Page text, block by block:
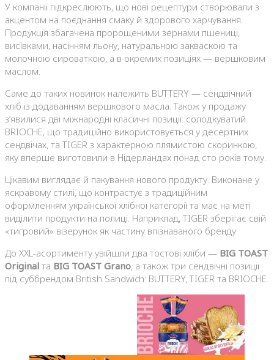
У компанії підкреслюють, що нові рецептури створювали з
акцентом на поєднання смаку й здорового харчування.
Продукція збагачена пророщеними зернами пшениці,
висівками, насінням льону, натуральною закваскою та
молочною сироваткою, а в окремих позиціях — вершковим
маслом.
Саме до таких новинок належить BUTTERY — сендвічний
хліб із додаванням вершкового масла. Також у продажу
з’явилися дві міжнародні класичні позиції: солодкуватий
BRIOCHE, що традиційно використовується у десертних
сендвічах, та TIGER з характерною плямистою скоринкою,
яку вперше виготовили в Нідерландах понад сто років тому.
Цікавим виглядає й пакування нового продукту. Виконане у
яскравому стилі, що контрастує з традиційним
оформленням української хлібної категорії та має на меті
виділити продукти на полиці. Наприклад, TIGER зберігає свій
«тигровий» візерунок як частину впізнаваного бренду.
До XXL-асортименту увійшли два тостові хліби — BIG TOAST
Original та BIG TOAST Grano, а також три сендвічні позиції
під суббрендом British Sandwich: BUTTERY, TIGER та BRIOCHE.